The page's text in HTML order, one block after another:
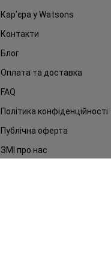
Кар'єра у Watsons
Контакти
Блог
Оплата та доставка
FAQ
Політика конфіденційності
Публічна оферта
ЗМІ про нас